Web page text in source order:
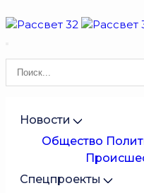
Новости
Общество
Спецпроекты